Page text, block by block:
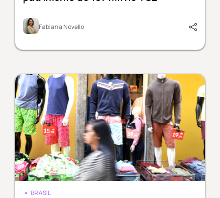
Fabiana Novello
BRASIL